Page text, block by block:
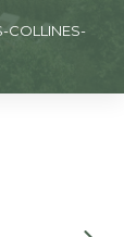
COLLINES-